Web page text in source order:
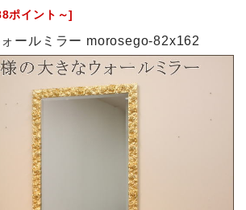
ポイント～]
ールミラー morosego-82x162